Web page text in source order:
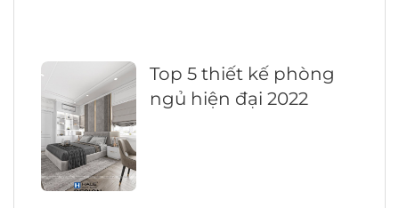
Top 5 thiết kế phòng
ngủ hiện đại 2022